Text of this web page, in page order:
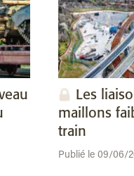
Les
maillons
train
Publié le 09/06/